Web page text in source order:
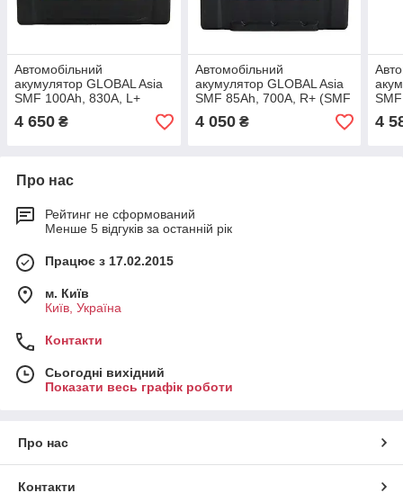
Автомобільний
акумулятор GLOBAL Asia
SMF 100Ah, 830A, L+
(SMF 130D31R) (D31), н.к.
4 650 ₴
Автомобільний
акумулятор GLOBAL Asia
SMF 85Ah, 700A, R+ (SMF
95D26L) (D26), н.к.
4 050₴ 4
Про нас
Рейтинг не сформований
Менше 5 відгуків за останній рік
Працює з 17.02.2015
м. Київ
Київ, Україна
Контакти
Сьогодні вихідний
Показати весь графік роботи
Про нас
Контакти